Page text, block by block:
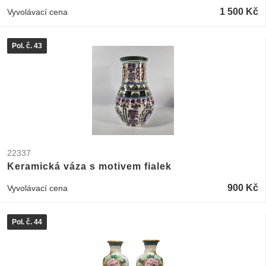
Vyvolávací cena 1 500 Kč
Pol. č. 43
22337
Keramická váza s motivem fialek
Vyvolávací cena 900 Kč
Pol. č. 44